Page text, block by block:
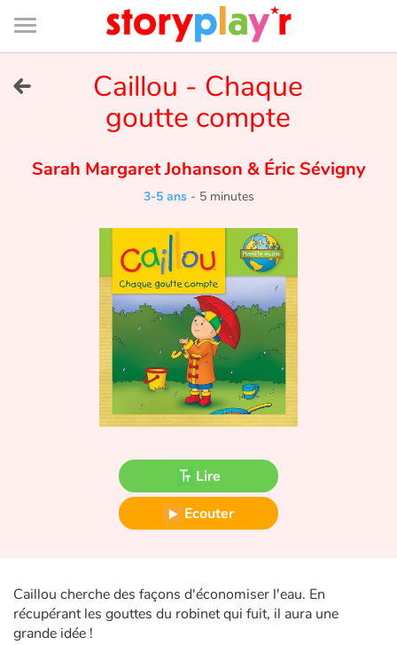
Connexion
Bibliothèque
de
page
Tester gratuitement
Bibliothèque
Contes d'ici et d'ailleurs
Fable, mythe, littérature et poésie
Ogres, monstres et sorcières
Les animaux
Caillou - Chaque
goutte compte
Sarah Margaret Johanson &Éric Sévigny
3-5 ans- 5 minutes
Lire
Ecouter
Caillou cherche des façons d'économiser l'eau. En
récupérant les gouttes du robinet qui fuit, il aura une
grande idée !